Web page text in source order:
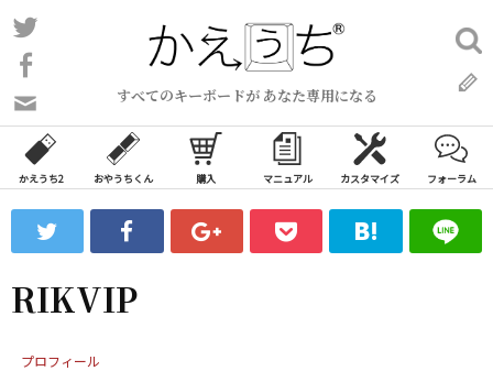
コ
ン
ン
ツ
ス
ッ
プ
すべてのキーボードが あなた専用になる
い
合
わ
フ
ォ
検
索:
かえうち2 おやうちくん 購入 マニュアル カスタマイズ フォーラム
RIKVIP
プロフィール